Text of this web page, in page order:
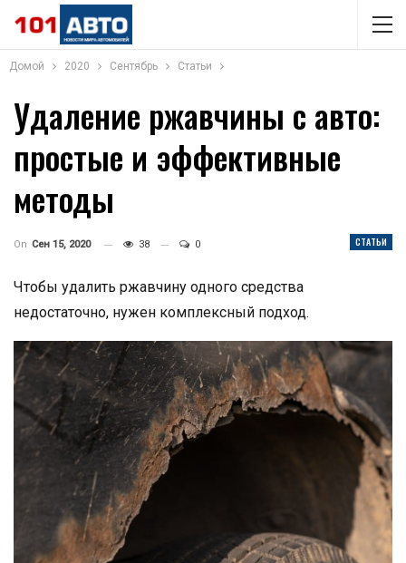
Домой 2020 Сентябрь Статьи
Удаление ржавчины с авто:
простые и эффективные
методы
СТАТЬИ
On Сен 15, 2020 38 0
Чтобы удалить ржавчину одного средства
недостаточно, нужен комплексный подход.